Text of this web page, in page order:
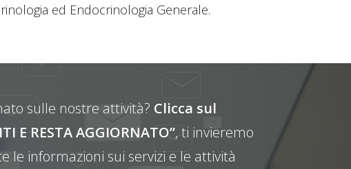
ed Endocrinologia Generale.
sulle nostre attività? Clicca sul
E RESTA AGGIORNATO”, ti invieremo
le informazioni sui servizi e le attività